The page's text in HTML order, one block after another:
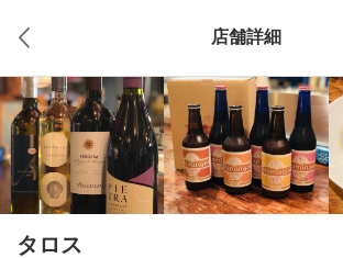
店舗詳細
タロス